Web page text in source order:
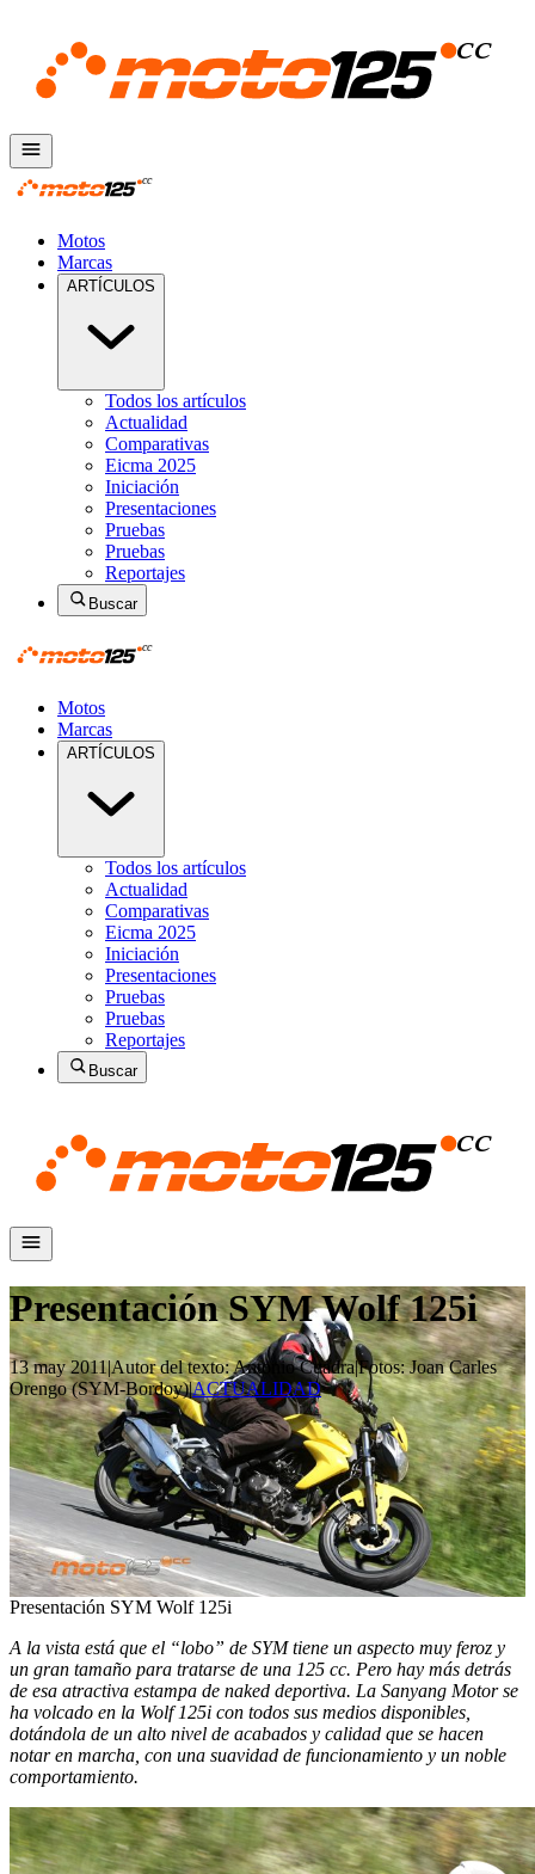
Motos
Marcas
ARTÍCULOS
Todos los artículos
Actualidad
Comparativas
Eicma 2025
Iniciación
Presentaciones
Pruebas
Pruebas
Reportajes
Buscar
Motos
Marcas
ARTÍCULOS
Todos los artículos
Actualidad
Comparativas
Eicma 2025
Iniciación
Presentaciones
Pruebas
Pruebas
Reportajes
Buscar
Presentación SYM Wolf 125i
13 may 2011|Autor del texto:Antonio Cuadra|Fotos: Joan Carles
Orengo (SYM-Bordoy)|ACTUALIDAD
Presentación SYM Wolf 125i
A la vista está que el “lobo” de SYM tiene un aspecto muy feroz y
un gran tamaño para tratarse de una 125 cc. Pero hay más detrás
de esa atractiva estampa de naked deportiva. La Sanyang Motor se
ha volcado en la Wolf 125i con todos sus medios disponibles,
dotándola de un alto nivel de acabados y calidad que se hacen
notar en marcha, con una suavidad de funcionamiento y un noble
comportamiento.